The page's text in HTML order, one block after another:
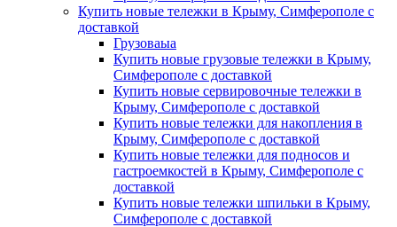
Купить новые тележки в Крыму, Симферополе с
доставкой
Грузоваыа
Купить новые грузовые тележки в Крыму,
Симферополе с доставкой
Купить новые сервировочные тележки в
Крыму, Симферополе с доставкой
Купить новые тележки для накопления в
Крыму, Симферополе с доставкой
Купить новые тележки для подносов и
гастроемкостей в Крыму, Симферополе с
доставкой
Купить новые тележки шпильки в Крыму,
Симферополе с доставкой